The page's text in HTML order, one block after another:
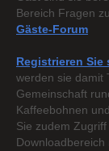
Bereich Fragen
Gäste-Forum
Registrieren Sie
werden sie damit
Gemeinschaft
Kaffeebohnen
Sie zudem